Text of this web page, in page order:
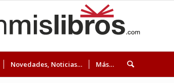
Novedades, Noticias… Más…